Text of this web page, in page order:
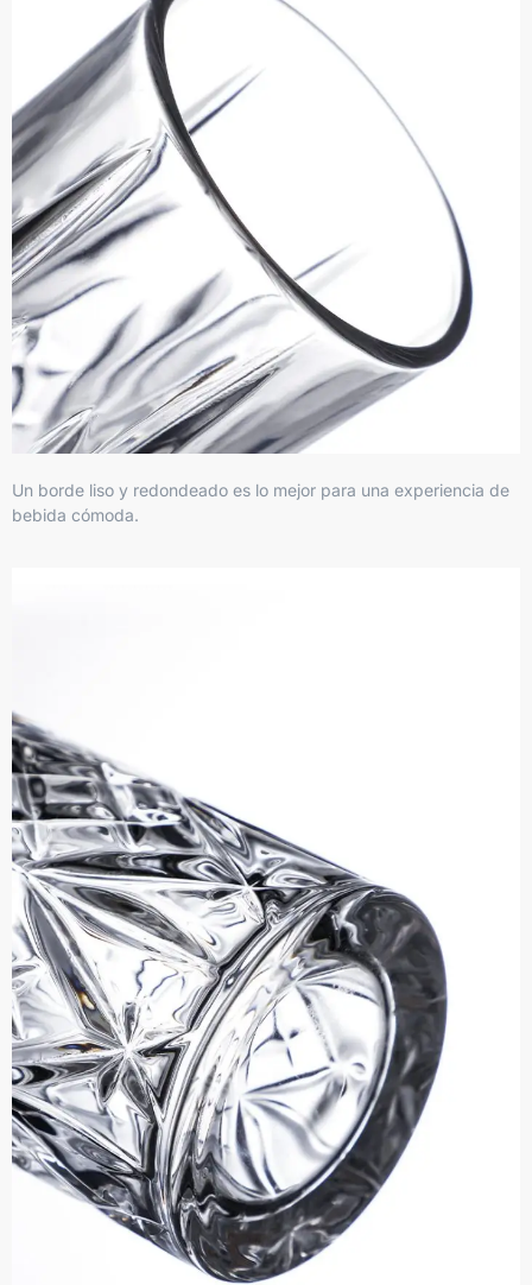
Un borde liso y redondeado es lo mejor para una experiencia de
bebida cómoda.